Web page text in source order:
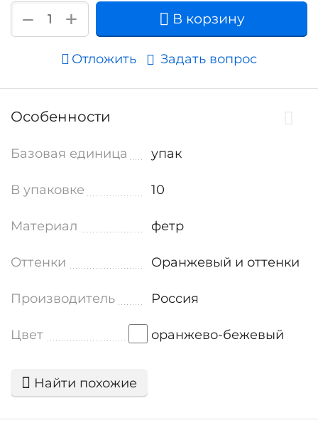
+
− В корзину
Отложить Задать вопрос
Особенности
Базовая единица упак
В упаковке 10
Материал фетр
Оттенки Оранжевый и оттенки
Производитель Россия
Цвет оранжево-бежевый
Найти похожие